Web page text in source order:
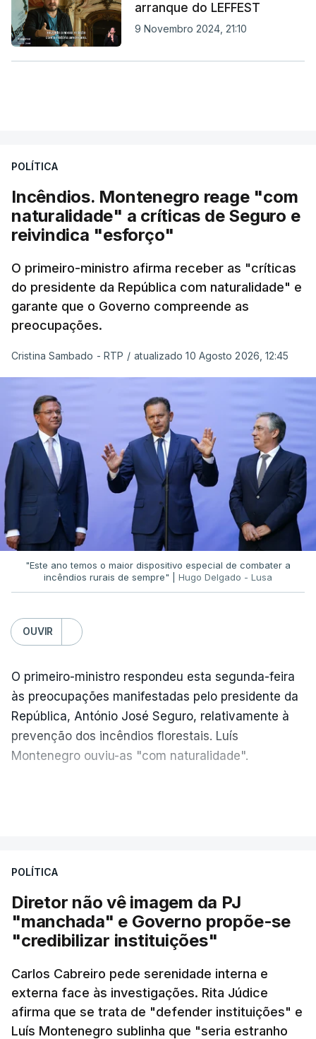
arranque do LEFFEST
9 Novembro 2024, 21:10
POLÍTICA
Incêndios. Montenegro reage "com
naturalidade" a críticas de Seguro e
reivindica "esforço"
O primeiro-ministro afirma receber as "críticas
do presidente da República com naturalidade" e
garante que o Governo compreende as
preocupações.
Cristina Sambado - RTP / atualizado 10 Agosto 2026, 12:45
"Este ano temos o maior dispositivo especial de combater a
incêndios rurais de sempre" | Hugo Delgado - Lusa
OUVIR
O primeiro-ministro respondeu esta segunda-feira
às preocupações manifestadas pelo presidente da
República, António José Seguro, relativamente à
prevenção dos incêndios florestais. Luís
Montenegro ouviu-as "com naturalidade".
próprios um esforço muito grande nesta altura
para podermos atuar na prevenção e no
combate aos incêndios
", afirmou Luís
Montenegro em Fafe, à margem da inauguração de
No fim de semana, António José Seguro
afirmou que tem transmitido a necessidade
de se melhorar "a prevenção e a capacidade
POLÍTICA
Diretor não vê imagem da PJ
"manchada" e Governo propõe-se
"credibilizar instituições"
Carlos Cabreiro pede serenidade interna e
externa face às investigações. Rita Júdice
afirma que se trata de "defender instituições" e
Luís Montenegro sublinha que "seria estranho